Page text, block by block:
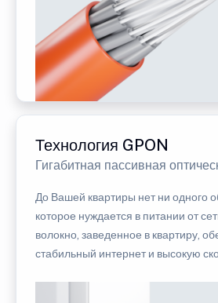
Технология GPON
Гигабитная пассивная
До Вашей квартиры нет ни одного
которое нуждается в питании от
волокно, заведенное в квартиру,
стабильный интернет и высокую